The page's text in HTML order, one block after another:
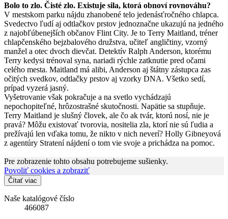
Bolo to zlo. Čisté zlo. Existuje sila, ktorá obnoví rovnováhu?
V mestskom parku nájdu zhanobené telo jedenásťročného chlapca.
Svedectvo ľudí aj odtlačkov prstov jednoznačne ukazujú na jedného
z najobľúbenejších občanov Flint City. Je to Terry Maitland, tréner
chlapčenského bejzbalového družstva, učiteľ angličtiny, vzorný
manžel a otec dvoch dievčat. Detektív Ralph Anderson, ktorému
Terry kedysi trénoval syna, nariadi rýchle zatknutie pred očami
celého mesta. Maitland má alibi, Anderson aj štátny zástupca zas
očitých svedkov, odtlačky prstov aj vzorky DNA. Všetko sedí,
prípad vyzerá jasný.
Vyšetrovanie však pokračuje a na svetlo vychádzajú
nepochopiteľné, hrôzostrašné skutočnosti. Napätie sa stupňuje.
Terry Maitland je slušný človek, ale čo ak tvár, ktorú nosí, nie je
pravá? Môžu existovať tvorovia, nositelia zla, ktorí nie sú ľudia a
prežívajú len vďaka tomu, že nikto v nich neverí? Holly Gibneyová
z agentúry Stratení nájdení o tom vie svoje a prichádza na pomoc.
Pre zobrazenie tohto obsahu potrebujeme sušienky.
Povoliť cookies a zobraziť
Čítať viac
Naše katalógové číslo
466087